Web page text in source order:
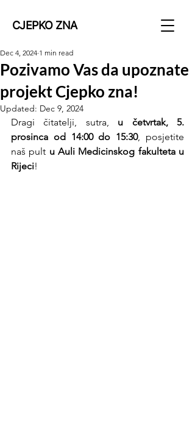
CJEPKO ZNA
Pozivamo Vas da upoznate
projekt Cjepko zna!
Dec 4, 2024 1 min read
Updated: Dec 9, 2024
Dragi čitatelji, sutra, u četvrtak, 5.
prosinca od 14:00 do 15:30, posjetite
naš pult u Auli Medicinskog fakulteta u
Rijeci!